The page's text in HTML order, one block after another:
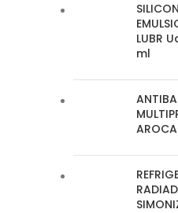
LUBR
ml
AROCA